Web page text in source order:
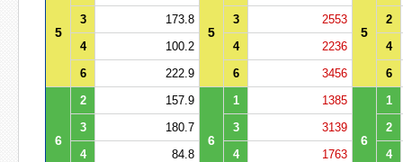
5 5 5
3
173.8 3 2553
2
4
100.2 4 2236
4
6
222.9 6 3456 6
6
2 157.9
6
1 1385
6
1
3
180.7 3 3139
2
4
84.8 4 1763
4